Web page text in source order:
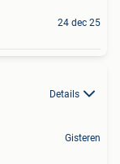
24 dec 25
Details
Gisteren